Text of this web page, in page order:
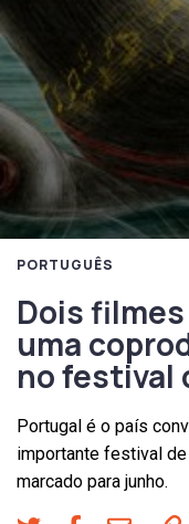
PORTUGUÊS
Dois
uma
no festival
Portugal é o país
importante festival de
marcado para junho.